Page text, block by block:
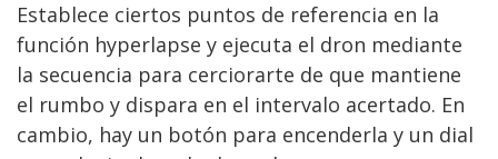
Establece ciertos puntos de referencia en la
función hyperlapse y ejecuta el dron mediante
la secuencia para cerciorarte de que mantiene
el rumbo y dispara en el intervalo acertado. En
cambio, hay un botón para encenderla y un dial